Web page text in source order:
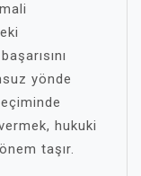
yönde
hukuki
taşır.